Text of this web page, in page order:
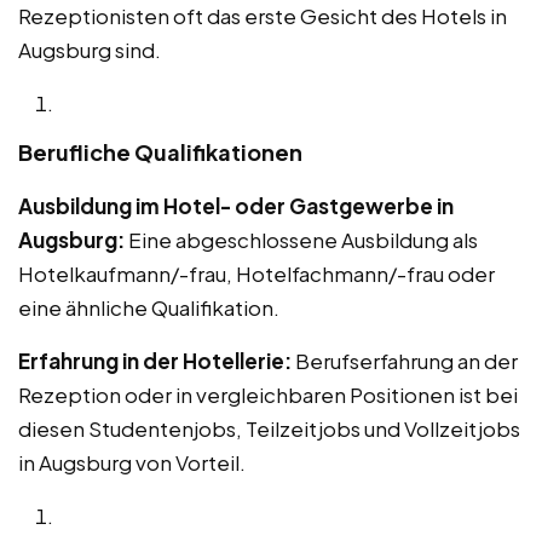
Rezeptionisten oft das erste Gesicht des Hotels in
Augsburg sind.
Berufliche Qualifikationen
Ausbildung im Hotel- oder Gastgewerbe in
Augsburg: Eine abgeschlossene Ausbildung als
Hotelkaufmann/-frau, Hotelfachmann/-frau oder
eine ähnliche Qualifikation.
Erfahrung in der Hotellerie: Berufserfahrung an der
Rezeption oder in vergleichbaren Positionen ist bei
diesen Studentenjobs, Teilzeitjobs und Vollzeitjobs
in Augsburg von Vorteil.